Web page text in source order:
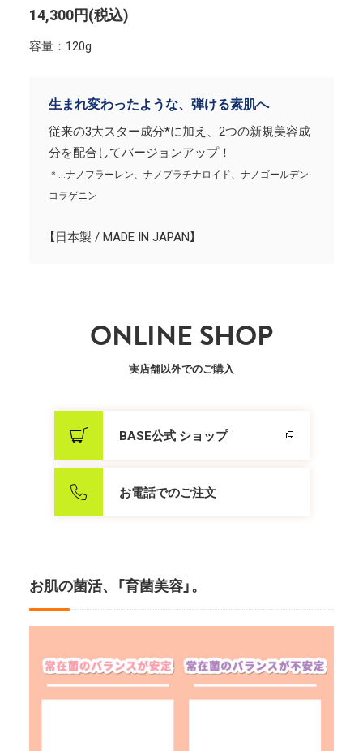
14,300円(税込)
容量：120g
生まれ変わったような、弾ける素肌へ
従来の3大スター成分*に加え、2つの新規美容成
分を配合してバージョンアップ！
＊…ナノフラーレン、ナノプラチナロイド、ナノゴールデン
コラゲニン
【日本製 / MADE IN JAPAN】
ONLINE SHOP
実店舗以外でのご購入
BASE公式 ショップ
お電話でのご注文
お肌の菌活、「育菌美容」。